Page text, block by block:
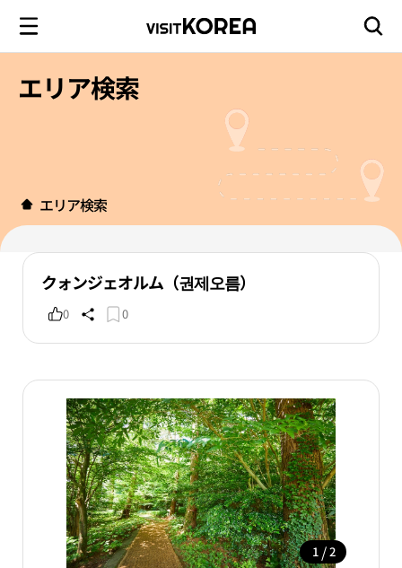
エリア検索
エリア検索
クォンジェオルム（권제오름）
0 0
1 / 2